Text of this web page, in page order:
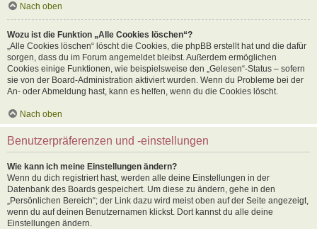
Nach oben
Wozu ist die Funktion „Alle Cookies löschen“?
„Alle Cookies löschen“ löscht die Cookies, die phpBB erstellt hat und die dafür
sorgen, dass du im Forum angemeldet bleibst. Außerdem ermöglichen
Cookies einige Funktionen, wie beispielsweise den „Gelesen“-Status – sofern
sie von der Board-Administration aktiviert wurden. Wenn du Probleme bei der
An- oder Abmeldung hast, kann es helfen, wenn du die Cookies löscht.
Nach oben
Benutzerpräferenzen und -einstellungen
Wie kann ich meine Einstellungen ändern?
Wenn du dich registriert hast, werden alle deine Einstellungen in der
Datenbank des Boards gespeichert. Um diese zu ändern, gehe in den
„Persönlichen Bereich“; der Link dazu wird meist oben auf der Seite angezeigt,
wenn du auf deinen Benutzernamen klickst. Dort kannst du alle deine
Einstellungen ändern.